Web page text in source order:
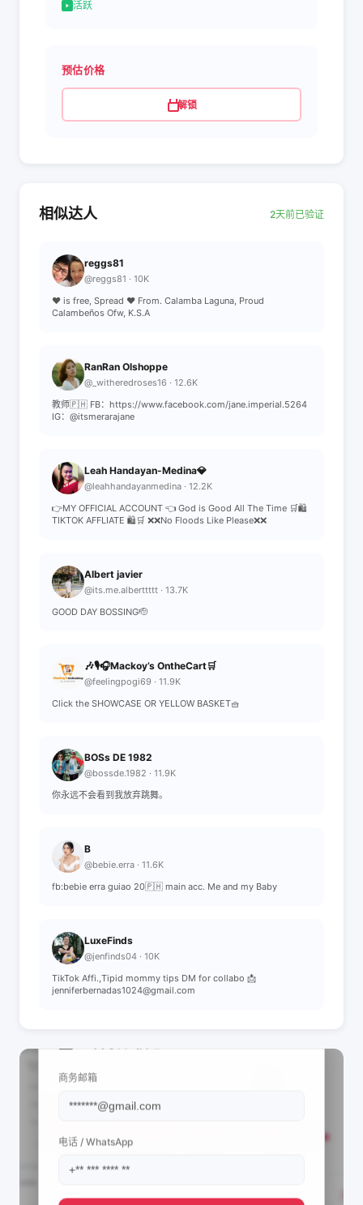
活跃
预估价格
解锁
相似达人 2天前已验证
reggs81
@reggs81 · 10K
❤ is free, Spread ❤ From. Calamba Laguna, Proud
Calambeños Ofw, K.S.A
RanRan Olshoppe
@_witheredroses16 · 12.6K
教师🇵🇭 FB：https://www.facebook.com/jane.imperial.5264
IG：@itsmerarajane
Leah Handayan-Medina💎
@leahhandayanmedina · 12.2K
👉MY OFFICIAL ACCOUNT 👈 God is Good All The Time 🛒🛍
TIKTOK AFFLIATE 🛍🛒 ❌❌No Floods Like Please❌❌
Albert javier
@its.me.alberttttt · 13.7K
GOOD DAY BOSSING🫡
🎶🎙️🎧Mackoy’s OntheCart🛒
@feelingpogi69 · 11.9K
Click the SHOWCASE OR YELLOW BASKET🧺
BOSs DE 1982
@bossde.1982 · 11.9K
你永远不会看到我放弃跳舞。
B
@bebie.erra · 11.6K
fb:bebie erra guiao 20🇵🇭 main acc. Me and my Baby
LuxeFinds
@jenfinds04 · 10K
TikTok Affi.,Tipid mommy tips DM for collabo 📩
jenniferbernadas1024@gmail.com
商务邮箱
电话 / WhatsApp